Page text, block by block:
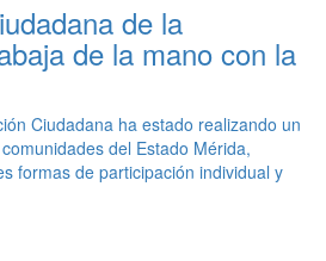
de la
de la mano con la
Ciudadana ha estado realizando un
del Estado Mérida,
formas de participación individual y